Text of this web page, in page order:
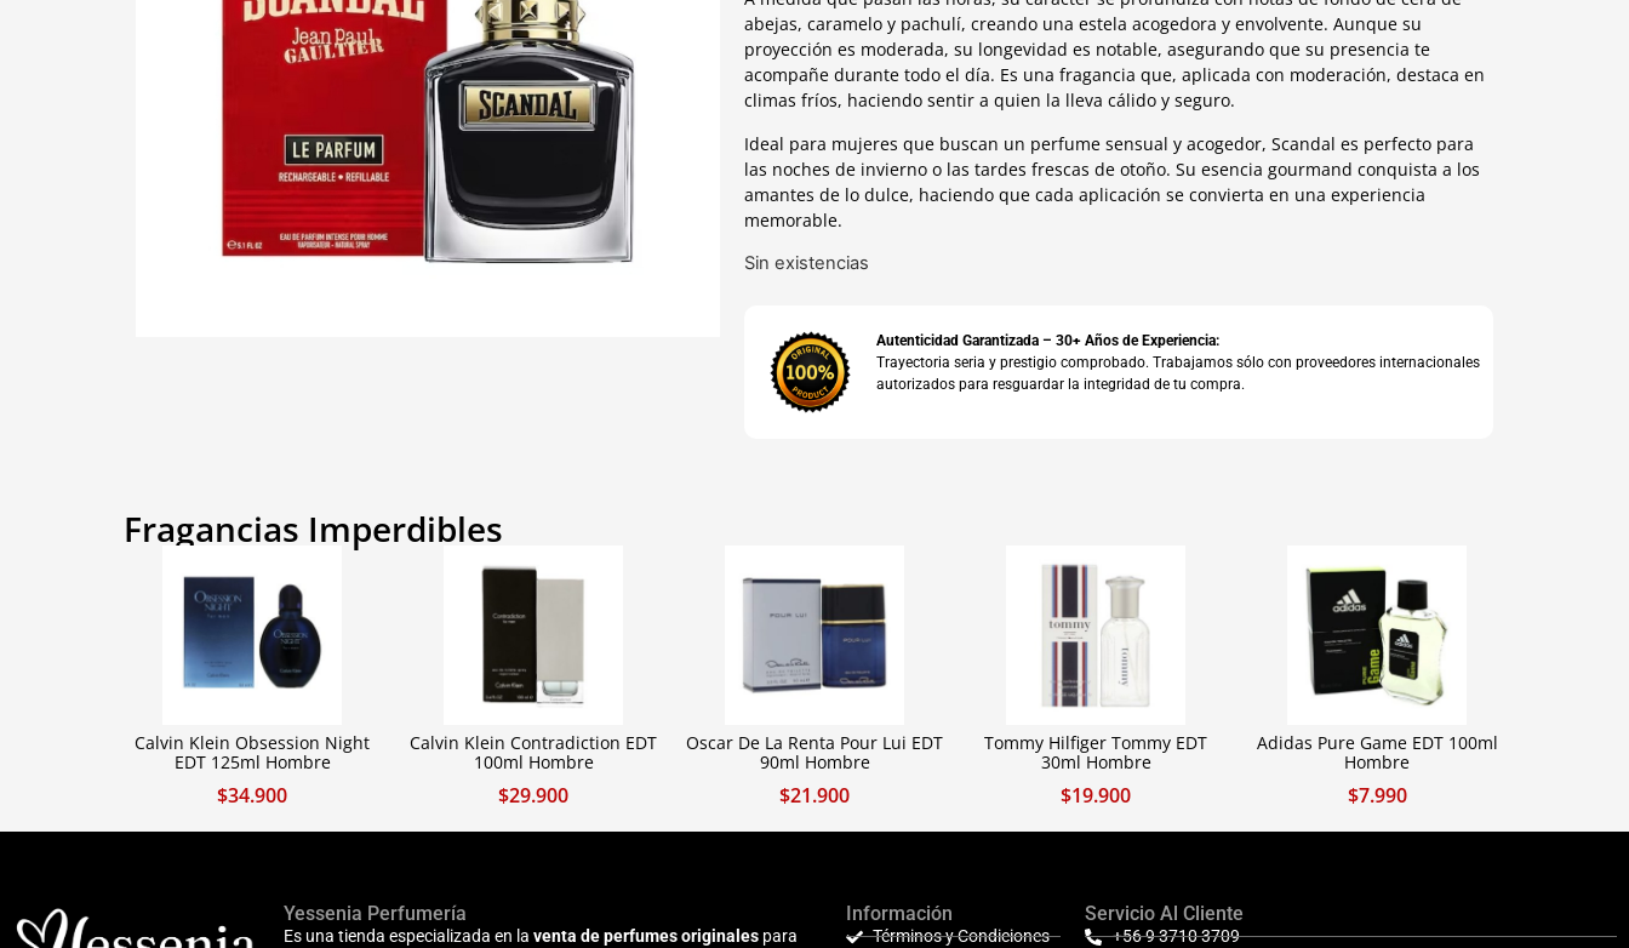
abejas, caramelo y pachulí, creando una estela acogedora y envolvente. Aunque su
proyección es moderada, su longevidad es notable, asegurando que su presencia te
acompañe durante todo el día. Es una fragancia que, aplicada con moderación, destaca en
climas fríos, haciendo sentir a quien la lleva cálido y seguro.
Ideal para mujeres que buscan un perfume sensual y acogedor, Scandal es perfecto para
las noches de invierno o las tardes frescas de otoño. Su esencia gourmand conquista a los
amantes de lo dulce, haciendo que cada aplicación se convierta en una experiencia
memorable.
Sin existencias
Autenticidad Garantizada – 30+ Años de Experiencia:
Trayectoria seria y prestigio comprobado. Trabajamos sólo con proveedores internacionales
autorizados para resguardar la integridad de tu compra.
Fragancias Imperdibles
Calvin Klein Obsession Night
EDT 125ml Hombre
$34.900
Calvin Klein Contradiction EDT
100ml Hombre
$29.900
Oscar De La Renta Pour Lui EDT
90ml Hombre
$21.900
Tommy Hilfiger Tommy EDT
30ml Hombre
$19.900
Adidas Pure Game EDT 100ml
Hombre
$7.990
Yessenia Perfumería
Es una tienda especializada en laventa de perfumes originales para
Información
Términos y Condiciones
Servicio Al Cliente
+56 9 3710 3709